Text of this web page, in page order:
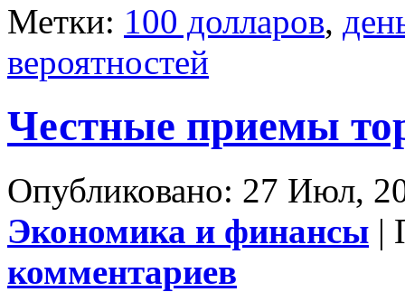
Метки: 100 долларов,
вероятностей
Честные приемы
Опубликовано: 27 Июл,
Экономика и финансы |
комментариев